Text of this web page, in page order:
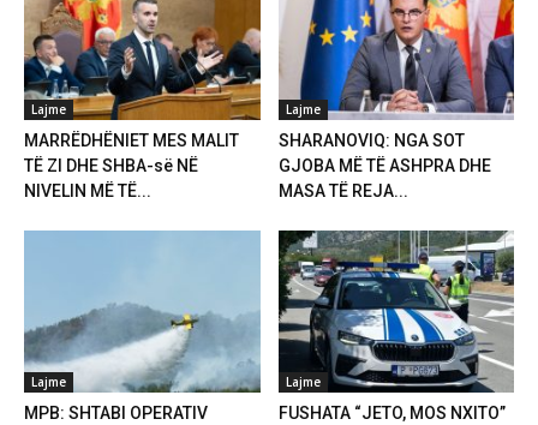
Lajme
MARRËDHËNIET MES MALIT
TË ZI DHE SHBA-së NË
NIVELIN MË TË...
Lajme
SHARANOVIQ: NGA SOT
GJOBA MË TË ASHPRA DHE
MASA TË REJA...
Lajme
MPB: SHTABI OPERATIV
Lajme
FUSHATA “JETO, MOS NXITO”